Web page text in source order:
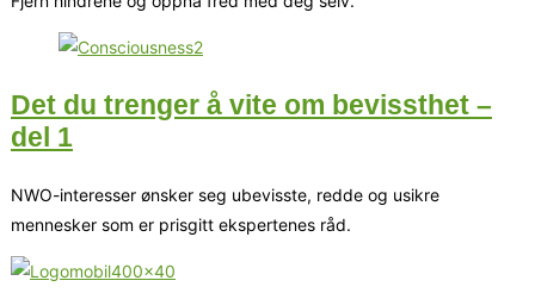
Det du trenger å vite om bevissthet –
del 1
NWO-interesser ønsker seg ubevisste, redde og usikre
mennesker som er prisgitt ekspertenes råd.